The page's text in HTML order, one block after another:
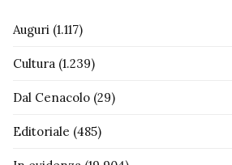
Auguri (1.117)
Cultura (1.239)
Dal Cenacolo (29)
Editoriale (485)